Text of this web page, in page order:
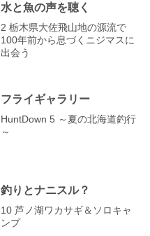
水と魚の声を聴く
2 栃木県大佐飛山地の源流で
100年前から息づくニジマスに
出会う
フライギャラリー
HuntDown 5 ～夏の北海道釣行
～
釣りとナニスル？
10 芦ノ湖ワカサギ＆ソロキャ
ンプ